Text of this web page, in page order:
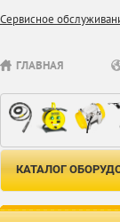
Сервисное
ГЛАВНАЯ
КАТАЛОГ